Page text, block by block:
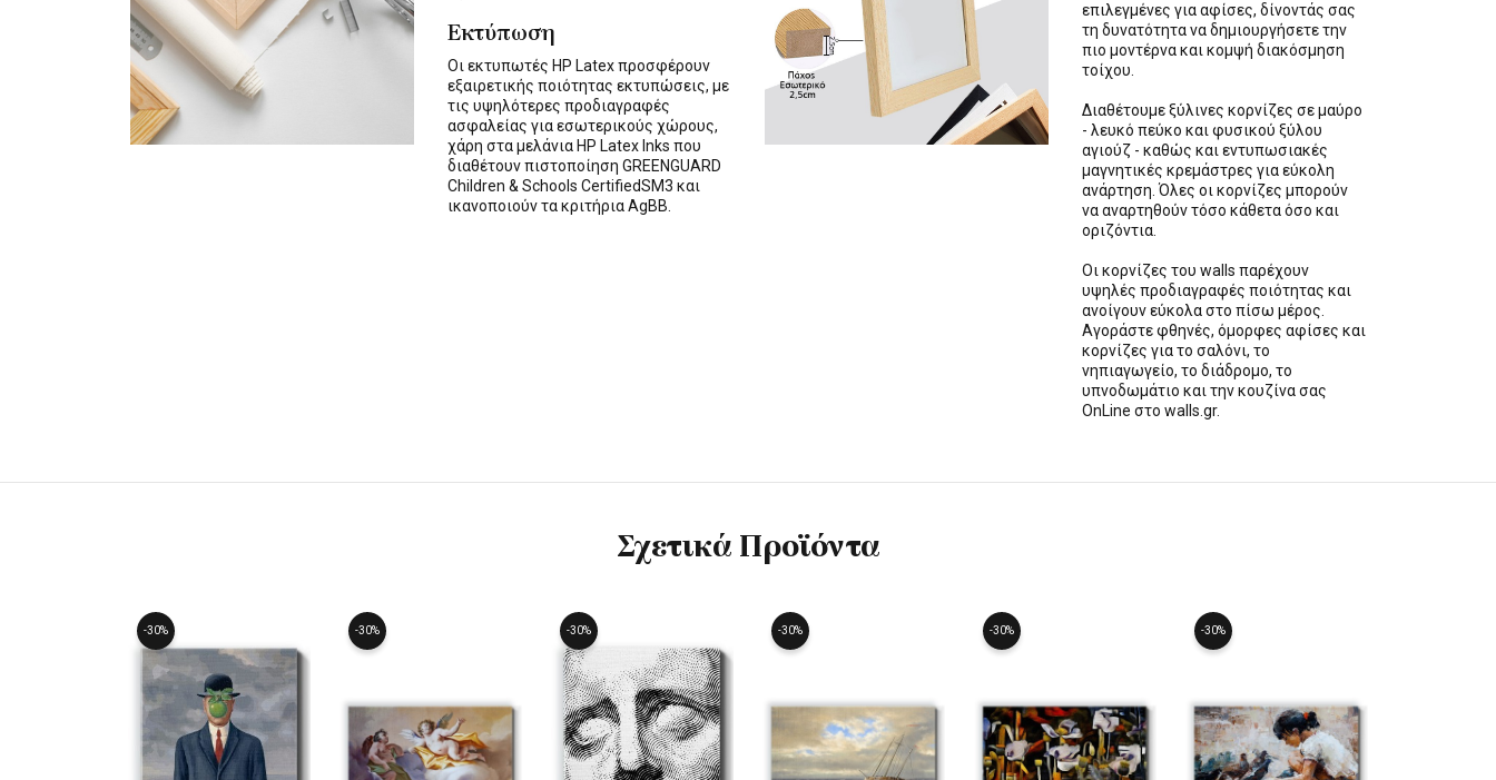
Εκτύπωση
Οι εκτυπωτές HP Latex προσφέρουν
εξαιρετικής ποιότητας εκτυπώσεις, με
τις υψηλότερες προδιαγραφές
ασφαλείας για εσωτερικούς χώρους,
χάρη στα μελάνια HP Latex Inks που
διαθέτουν πιστοποίηση GREENGUARD
Children & Schools CertifiedSM3 και
ικανοποιούν τα κριτήρια AgBB.
επιλεγμένες για αφίσες, δίνοντάς σας
τη δυνατότητα να δημιουργήσετε την
πιο μοντέρνα και κομψή διακόσμηση
τοίχου.
Διαθέτουμε ξύλινες κορνίζες σε μαύρο
- λευκό πεύκο και φυσικού ξύλου
αγιούζ - καθώς και εντυπωσιακές
μαγνητικές κρεμάστρες για εύκολη
ανάρτηση. Όλες οι κορνίζες μπορούν
να αναρτηθούν τόσο κάθετα όσο και
οριζόντια.
Οι κορνίζες του walls παρέχουν
υψηλές προδιαγραφές ποιότητας και
ανοίγουν εύκολα στο πίσω μέρος.
Αγοράστε φθηνές, όμορφες αφίσες και
κορνίζες για το σαλόνι, το
νηπιαγωγείο, το διάδρομο, το
υπνοδωμάτιο και την κουζίνα σας
OnLine στο walls.gr.
Σχετικά Προϊόντα
-30% -30% -30% -30% -30% -30%